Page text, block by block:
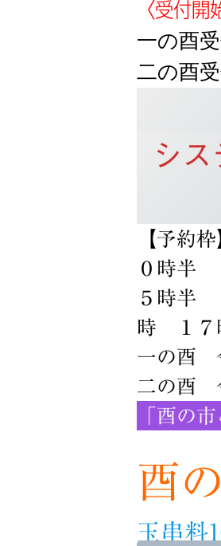
〈受付
一の酉
二の酉
シ
【予約枠
０
５時半
時 １
一の酉
二の酉
「酉の
酉
玉串料